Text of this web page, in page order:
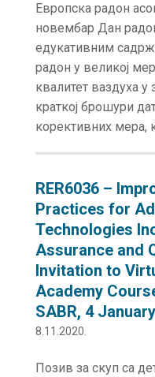
Европска радон
новембар Дан
едукативним
радон у великој
квалитет ваздуха
краткој брошури
корективних мера,
RER6036 –
Practices for
Technologies
Assurance and
Invitation to
Academy
SABR, 4
8.11.2020.
Позив за скуп са